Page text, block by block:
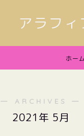
アラフ
ホーム
― ARCHIVES ―
2021年 5月